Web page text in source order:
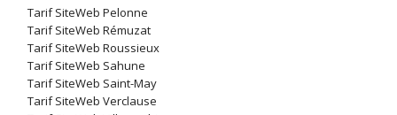
Tarif SiteWeb Pelonne
Tarif SiteWeb Rémuzat
Tarif SiteWeb Roussieux
Tarif SiteWeb Sahune
Tarif SiteWeb Saint-May
Tarif SiteWeb Verclause